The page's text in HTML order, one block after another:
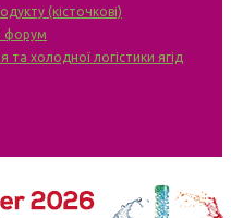
(кісточкові)
форум
та холодної логістики ягід